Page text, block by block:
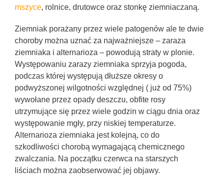
mszyce, rolnice, drutowce oraz stonkę ziemniaczaną.
Ziemniak porażany przez wiele patogenów ale te dwie
choroby można uznać za najważniejsze – zaraza
ziemniaka i alternarioza – powodują straty w plonie.
Występowaniu zarazy ziemniaka sprzyja pogoda,
podczas której występują dłuższe okresy o
podwyższonej wilgotności względnej ( już od 75%)
wywołane przez opady deszczu, obfite rosy
utrzymujące się przez wiele godzin w ciągu dnia oraz
występowanie mgły, przy niskiej temperaturze.
Alternarioza ziemniaka jest kolejną, co do
szkodliwości chorobą wymagającą chemicznego
zwalczania. Na początku czerwca na starszych
liściach można zaobserwować jej objawy.